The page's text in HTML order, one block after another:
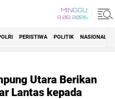
MINGGU
9 08 2026
PERISTIWA POLITIK NASIONAL
Utara Berikan
Lantas kepada